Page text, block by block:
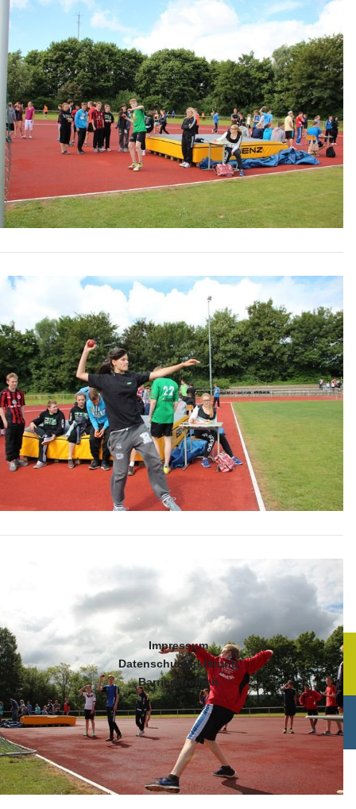
Impressum
Datenschutzerklärung
Barrierefreiheit
© Gesamtschule Obersberg 2026 - Powered byJoomla- Design
byJoomlaplates